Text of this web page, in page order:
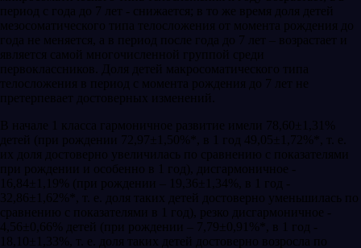
период с года до 7 лет - снижается; в то же время доля детей
мезосоматического типа телосложения от момента рождения до
года не меняется, а в период после года до 7 лет – возрастает и
является самой многочисленной группой среди
первоклассников. Доля детей макросоматического типа
телосложения в период с момента рождения до 7 лет не
претерпевает достоверных изменений.
В начале 1 класса гармоничное развитие имели 78,60±1,31%
детей (при рождении 72,97±1,50%*, в 1 год 49,05±1,72%*, т. е.
их доля достоверно увеличилась по сравнению с показателями
при рождении и особенно в 1 год), дисгармоничное -
16,84±1,19% (при рождении – 19,36±1,34%, в 1 год -
32,86±1,62%*, т. е. доля таких детей достоверно уменьшилась по
сравнению с показателями в 1 год), резко дисгармоничное -
4,56±0,66% детей (при рождении – 7,79±0,91%*, в 1 год -
18,10±1,33%, т. е. доля таких детей достоверно возросла по